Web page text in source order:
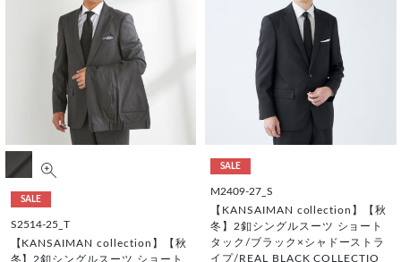
SALE
S2514-25_T
【KANSAIMAN collection】【秋
冬】2釦シングルスーツ ショート
SALE
M2409-27_S
【KANSAIMAN collection】【秋
冬】2釦シングルスーツ ショート
タック/ブラック×シャドーストラ
イプ/REAL BLACK COLLECTIO